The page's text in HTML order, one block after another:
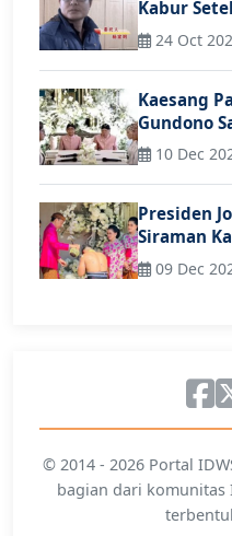
Kabur
24 Oct
Kaesang
Gundono
10 Dec
Presiden
Siraman
09 Dec
© 2014 - 2026 Portal
bagian dari komunitas